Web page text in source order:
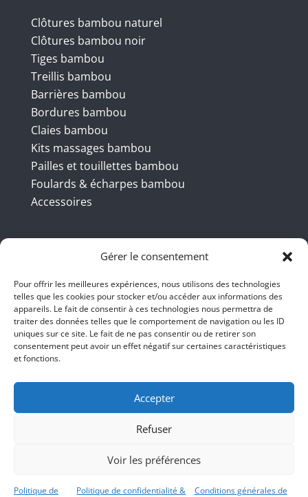
Gérer le consentement
Pour offrir les meilleures expériences, nous utilisons des technologies
telles que les cookies pour stocker et/ou accéder aux informations des
appareils. Le fait de consentir à ces technologies nous permettra de
traiter des données telles que le comportement de navigation ou les ID
uniques sur ce site. Le fait de ne pas consentir ou de retirer son
consentement peut avoir un effet négatif sur certaines caractéristiques
et fonctions.
Accepter
Refuser
Voir les préférences
Politique de Politique de confidentialité & Conditions générales de
Clôtures bambou naturel
Clôtures bambou noir
Tiges bambou
Treillis bambou
Barrières bambou
Bordures bambou
Claies bambou
Kits massages bambou
Pailles et touillettes bambou
Foulards & écharpes bambou
Accessoires
Coordonnées
BBB INT LTD – RUE DU BAMBOU.COM
145 rue de la République 95100
Argenteuil
bienvenue@ruedubambou.com
Du lundi au samedi
Le dimanche, faut voir <;))